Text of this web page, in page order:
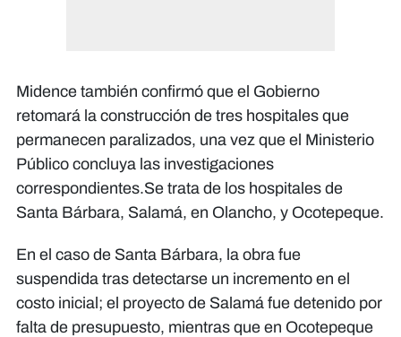
Midence también confirmó que el Gobierno
retomará la construcción de tres hospitales que
permanecen paralizados, una vez que el Ministerio
Público concluya las investigaciones
correspondientes.Se trata de los hospitales de
Santa Bárbara, Salamá, en Olancho, y Ocotepeque.
En el caso de Santa Bárbara, la obra fue
suspendida tras detectarse un incremento en el
costo inicial; el proyecto de Salamá fue detenido por
falta de presupuesto, mientras que en Ocotepeque